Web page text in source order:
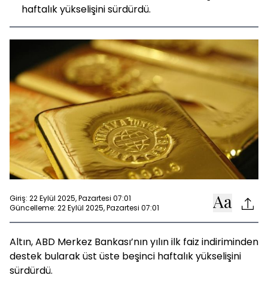
haftalık yükselişini sürdürdü.
Giriş: 22 Eylül 2025, Pazartesi 07:01
Güncelleme: 22 Eylül 2025, Pazartesi 07:01
Altın, ABD Merkez Bankası’nın yılın ilk faiz indiriminden
destek bularak üst üste beşinci haftalık yükselişini
sürdürdü.